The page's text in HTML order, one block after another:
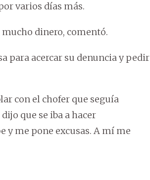
varios días más.
dinero, comentó.
para acercar su denuncia y pedir
con el chofer que seguía
que se iba a hacer
y me pone excusas. A mí me